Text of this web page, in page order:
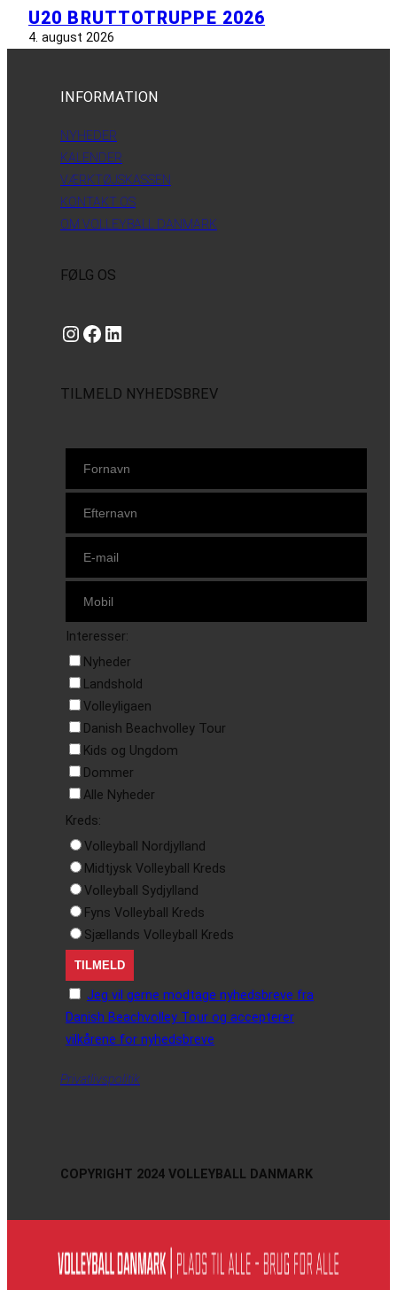
U20 BRUTTOTRUPPE 2026
4. august 2026
INFORMATION
NYHEDER
KALENDER
VÆRKTØJSKASSEN
KONTAKT OS
OM VOLLEYBALL DANMARK
FØLG OS
Instagram https://www.facebook.com/danishbeachvolleytour LinkedIn
TILMELD NYHEDSBREV
Interesser:
Nyheder
Landshold
Volleyligaen
Danish Beachvolley Tour
Kids og Ungdom
Dommer
Alle Nyheder
Kreds:
Volleyball Nordjylland
Midtjysk Volleyball Kreds
Volleyball Sydjylland
Fyns Volleyball Kreds
Sjællands Volleyball Kreds
Jeg vil gerne modtage nyhedsbreve fra
Danish Beachvolley Tour og accepterer
vilkårene for nyhedsbreve
Privatlivspolitik
COPYRIGHT 2024 VOLLEYBALL DANMARK